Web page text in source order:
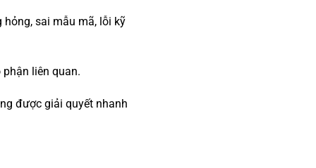
sai mẫu mã, lỗi kỹ
liên quan.
được giải quyết nhanh